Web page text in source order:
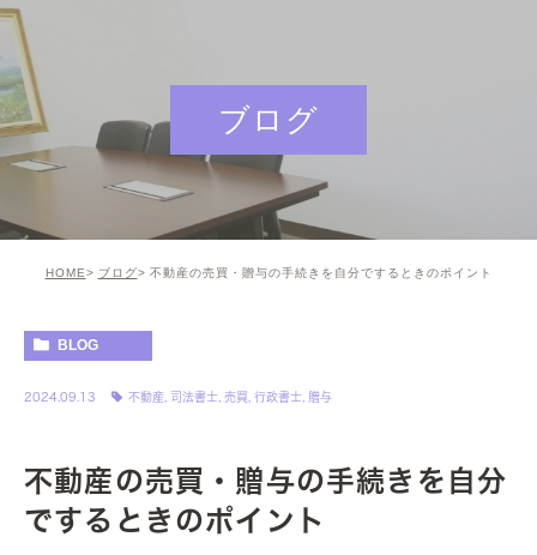
ブログ
HOME ブログ 不動産の売買・贈与の手続きを自分でするときのポイント
BLOG
2024.09.13 不動産 司法書士 売買 行政書士 贈与
不動産の売買・贈与の手続きを自分
でするときのポイント